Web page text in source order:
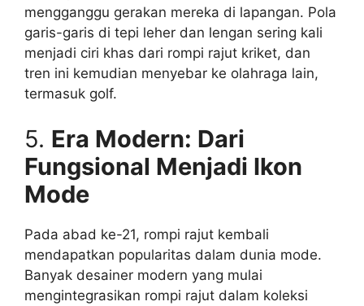
mengganggu gerakan mereka di lapangan. Pola
garis-garis di tepi leher dan lengan sering kali
menjadi ciri khas dari rompi rajut kriket, dan
tren ini kemudian menyebar ke olahraga lain,
termasuk golf.
5. Era Modern: Dari
Fungsional Menjadi Ikon
Mode
Pada abad ke-21, rompi rajut kembali
mendapatkan popularitas dalam dunia mode.
Banyak desainer modern yang mulai
mengintegrasikan rompi rajut dalam koleksi